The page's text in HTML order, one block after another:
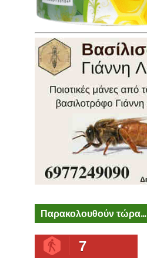
Παρακολουθούν τώρα...
7